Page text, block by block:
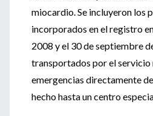
miocardio. Se incluyeron los
incorporados en el registro
2008 y el 30 de septiembre
transportados por el servicio
emergencias directamente
hecho hasta un centro